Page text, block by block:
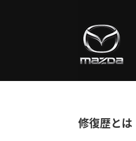
修復歴とは